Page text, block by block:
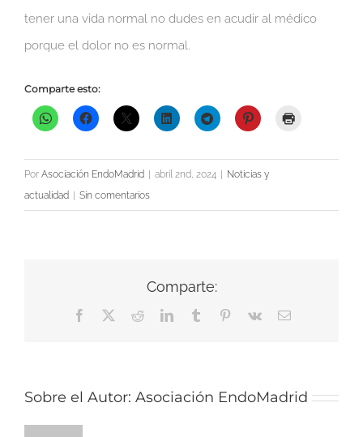
tener una vida normal no dudes en acudir al médico
porque el dolor no es normal.
Comparte esto:
Por Asociación EndoMadrid | abril 2nd, 2024 | Noticias y
actualidad | Sin comentarios
Comparte:
Facebook RedditLinkedInTumblr Pinterest
Vk
Correo
Sobre el Autor: Asociación EndoMadrid